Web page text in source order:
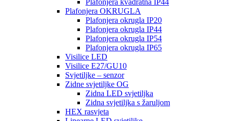
Plafonjera kvadratna IP44
Plafonjera OKRUGLA
Plafonjera okrugla IP20
Plafonjera okrugla IP44
Plafonjera okrugla IP54
Plafonjera okrugla IP65
Visilice LED
Visilice E27/GU10
Svjetiljke – senzor
Zidne svjetiljke OG
Zidna LED svjetiljka
Zidna svjetiljka s žaruljom
HEX rasvjeta